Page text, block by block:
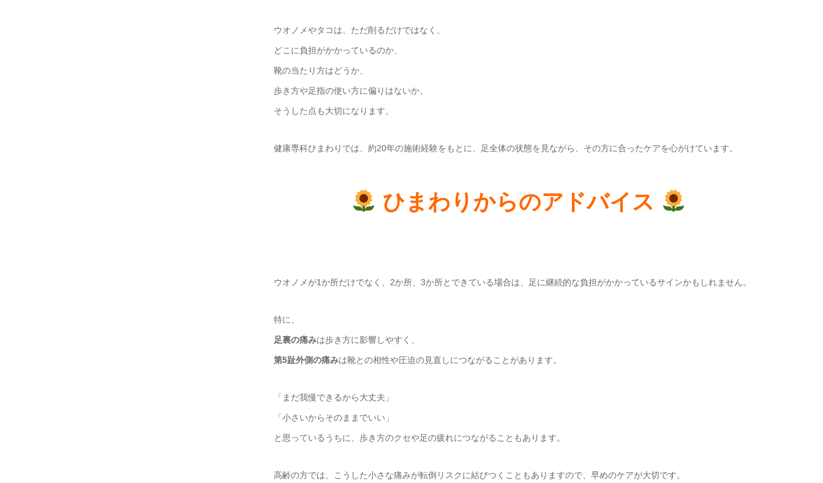
ウオノメやタコは、ただ削るだけではなく、
どこに負担がかかっているのか、
靴の当たり方はどうか、
歩き方や足指の使い方に偏りはないか、
そうした点も大切になります。
健康専科ひまわりでは、約20年の施術経験をもとに、足全体の状態を見ながら、その方に合ったケアを心がけています。
ひまわりからのアドバイス
ウオノメが1か所だけでなく、2か所、3か所とできている場合は、足に継続的な負担がかかっているサインかもしれません。
特に、
足裏の痛みは歩き方に影響しやすく、
第5趾外側の痛みは靴との相性や圧迫の見直しにつながることがあります。
「まだ我慢できるから大丈夫」
「小さいからそのままでいい」
と思っているうちに、歩き方のクセや足の疲れにつながることもあります。
高齢の方では、こうした小さな痛みが転倒リスクに結びつくこともありますので、早めのケアが大切です。